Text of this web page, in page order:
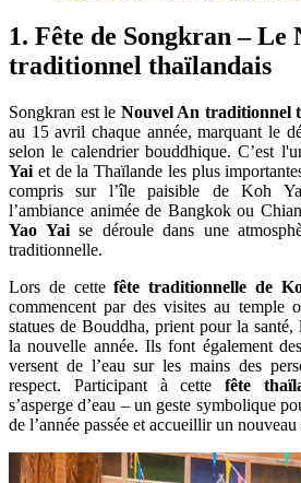
1. Fête de Songkran – Le
traditionnel thaïlandais
Songkran est le Nouvel An traditionnel
au 15 avril chaque année, marquant le
selon le calendrier bouddhique. C’est
Yai et de la Thaïlande les plus
compris sur l’île paisible de Koh
l’ambiance animée de Bangkok ou
Yao Yaise déroule dans une
traditionnelle.
Lors de cettefête traditionnelle de
commencent par des visites au temple
statues de Bouddha, prient pour la
la nouvelle année. Ils font également
versent de l’eau sur les mains des
respect. Participant à cette fête
s’asperge d’eau – un geste symbolique
de l’année passée et accueillir un